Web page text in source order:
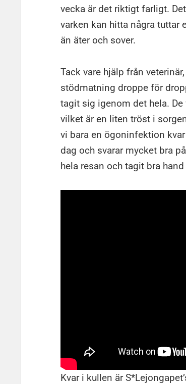
vecka är det riktigt farligt.
varken kan hitta några tuttar
än äter och sover.
Tack vare hjälp från
stödmatning droppe för
tagit sig igenom det hela.
vilket är en liten tröst i
vi bara en ögoninfektion
dag och svarar mycket bra
hela resan och tagit bra
Kvar i kullen är